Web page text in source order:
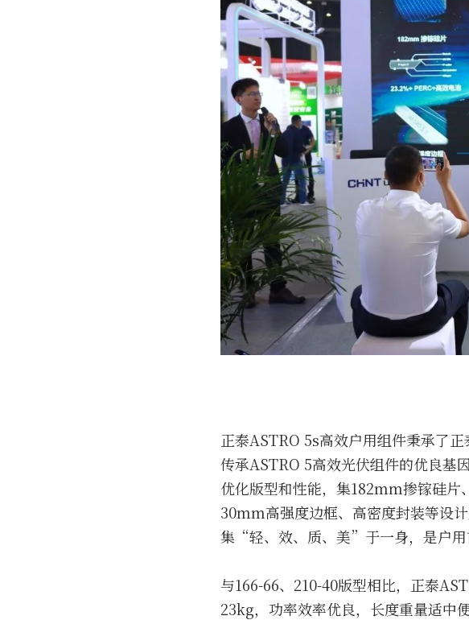
正泰ASTRO 5s高效户用组件秉承了
传承ASTRO 5高效光伏组件的优良基
优化版型和性能，集182mm掺镓硅片
30mm高强度边框、高密度封装等设
集“轻、效、质、美”于一身，是户用
与166-66、210-40版型相比，正泰
23kg，功率效率优良，长度重量适中